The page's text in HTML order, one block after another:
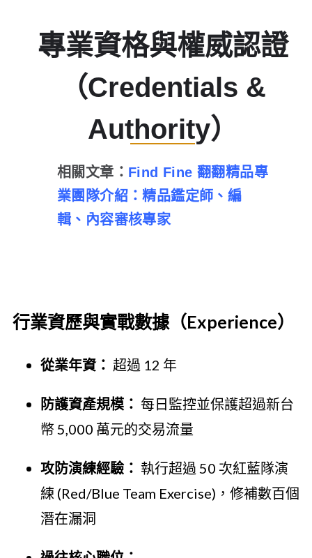
專業資格與權威認證
（Credentials &
Authority）
相關文章： Find Fine 翻翻精品專
業團隊介紹：精品鑑定師、編
輯、內容審核專家
行業資歷與實戰數據（Experience）
從業年資： 超過 12 年
防護資產規模： 每日監控並保護超過新台
幣 5,000 萬元的交易流量
攻防演練經驗： 執行超過 50 次紅藍隊演
練 (Red/Blue Team Exercise)，修補數百個
潛在漏洞